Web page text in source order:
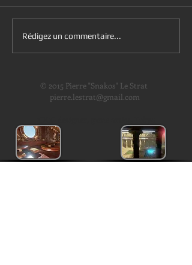
Rédigez un commentaire...
© 2015 Pierre "Snakos" Le Strat
pierre.lestrat@gmail.com